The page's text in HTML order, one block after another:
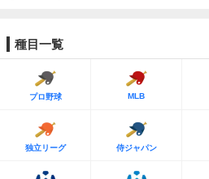
種目一覧
プロ野球 MLB
独立リーグ 侍ジャパン